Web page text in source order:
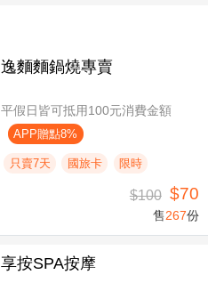
逸麵麵鍋燒專賣
平假日皆可抵用100元消費金額
APP贈點8%
只賣7天 國旅卡 限時
$100 $70
售267份
享按SPA按摩